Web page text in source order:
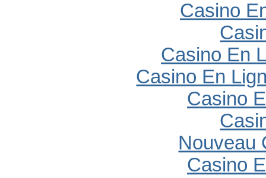
Casino
Casino En
Casino En
Casino
Nouveau
Casino